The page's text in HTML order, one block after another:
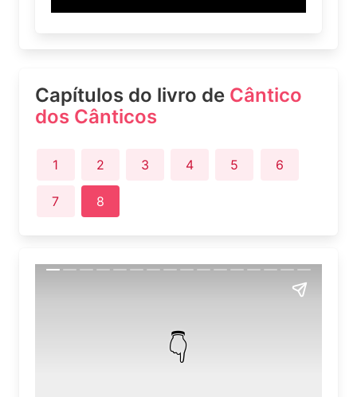
Capítulos do livro de Cântico
dos Cânticos
1 2 3 4 5 6
7 8